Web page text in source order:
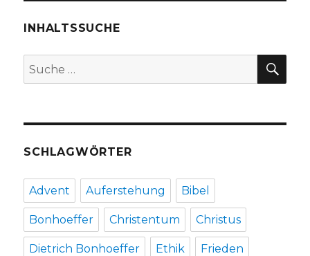
10
Zitaten
Nietzsche,
INHALTSSUCHE
Suche
nach:
SCHLAGWÖRTER
Advent Auferstehung Bibel
Bonhoeffer Christentum Christus
Dietrich Bonhoeffer Ethik Frieden